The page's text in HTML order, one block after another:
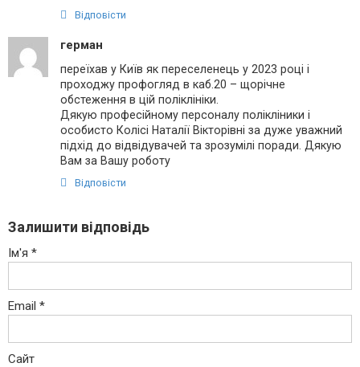
Відповісти
герман
переїхав у Київ як переселенець у 2023 році і
проходжу профогляд в каб.20 – щорічне
обстеження в цій поліклініки.
Дякую професійному персоналу полікліники і
особисто Колісі Наталії Вікторівні за дуже уважний
підхід до відвідувачей та зрозумілі поради. Дякую
Вам за Вашу роботу
Відповісти
Залишити відповідь
Ім'я *
Email *
Сайт